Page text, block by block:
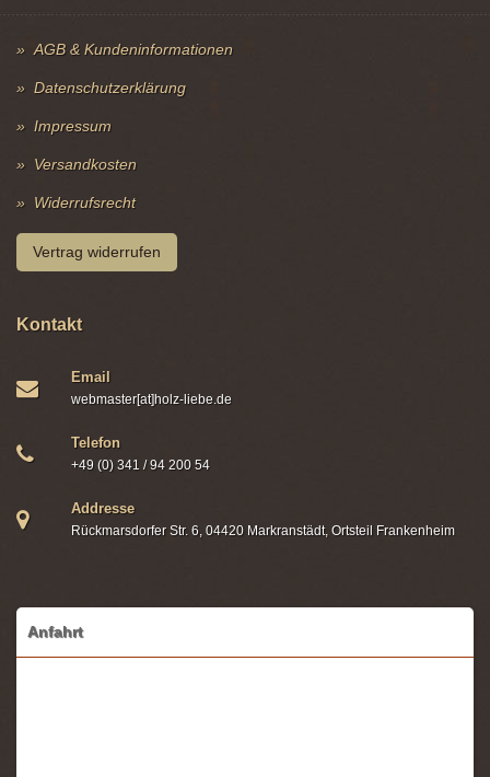
AGB & Kundeninformationen
Datenschutzerklärung
Impressum
Versandkosten
Widerrufsrecht
Vertrag widerrufen
Kontakt
Email
webmaster[at]holz-liebe.de
Telefon
+49 (0) 341 / 94 200 54
Addresse
Rückmarsdorfer Str. 6, 04420 Markranstädt, Ortsteil Frankenheim
Anfahrt